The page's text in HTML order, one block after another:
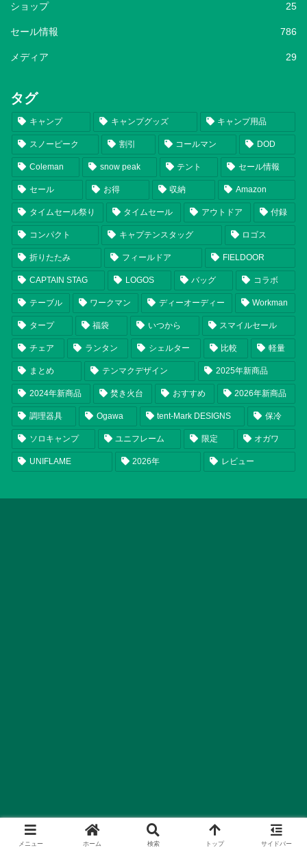
ショップ 25
セール情報 786
メディア 29
タグ
キャンプ キャンプグッズ キャンプ用品
スノーピーク 割引 コールマン DOD
Coleman snow peak テント セール情報
セール お得 収納 Amazon
タイムセール祭り タイムセール アウトドア 付録
コンパクト キャプテンスタッグ ロゴス
折りたたみ フィールドア FIELDOOR
CAPTAIN STAG LOGOS バッグ コラボ
テーブル ワークマン ディーオーディー Workman
タープ 福袋 いつから スマイルセール
チェア ランタン シェルター 比較 軽量
まとめ テンマクデザイン 2025年新商品
2024年新商品 焚き火台 おすすめ 2026年新商品
調理器具 Ogawa tent-Mark DESIGNS 保冷
ソロキャンプ ユニフレーム 限定 オガワ
UNIFLAME 2026年 レビュー
メニュー ホーム 検索 トップ サイドバー